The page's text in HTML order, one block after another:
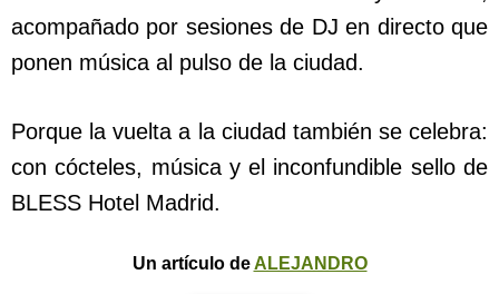
acompañado por sesiones de DJ en directo que
ponen música al pulso de la ciudad.
Porque la vuelta a la ciudad también se celebra:
con cócteles, música y el inconfundible sello de
BLESS Hotel Madrid.
Un artículo deALEJANDRO